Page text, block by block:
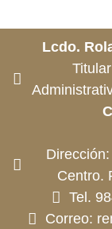
Lcdo.
Centro.
Tel.
Correo: